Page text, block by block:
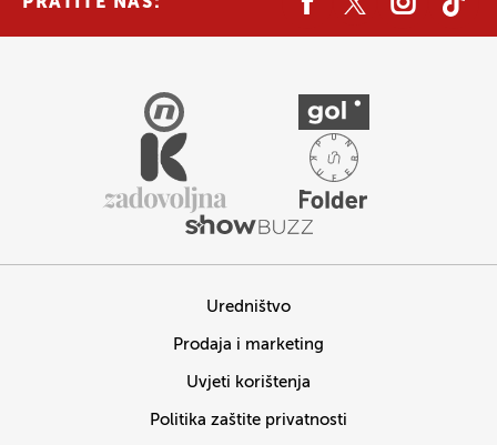
Uredništvo
Prodaja i marketing
Uvjeti korištenja
Politika zaštite privatnosti